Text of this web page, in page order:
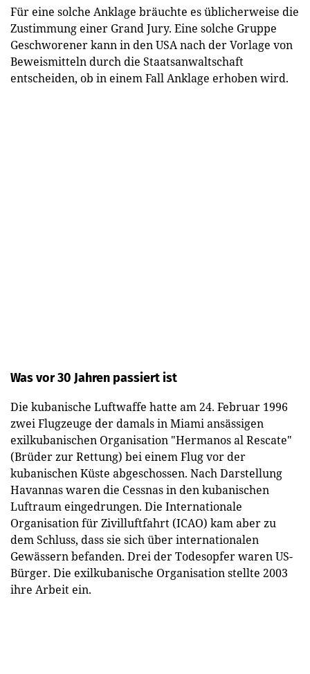
Für eine solche Anklage bräuchte es üblicherweise die
Zustimmung einer Grand Jury. Eine solche Gruppe
Geschworener kann in den USA nach der Vorlage von
Beweismitteln durch die Staatsanwaltschaft
entscheiden, ob in einem Fall Anklage erhoben wird.
Was vor 30 Jahren passiert ist
Die kubanische Luftwaffe hatte am 24. Februar 1996
zwei Flugzeuge der damals in Miami ansässigen
exilkubanischen Organisation "Hermanos al Rescate"
(Brüder zur Rettung) bei einem Flug vor der
kubanischen Küste abgeschossen. Nach Darstellung
Havannas waren die Cessnas in den kubanischen
Luftraum eingedrungen. Die Internationale
Organisation für Zivilluftfahrt (ICAO) kam aber zu
dem Schluss, dass sie sich über internationalen
Gewässern befanden. Drei der Todesopfer waren US-
Bürger. Die exilkubanische Organisation stellte 2003
ihre Arbeit ein.